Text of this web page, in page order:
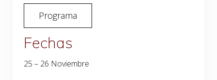
Programa
Fechas
25 – 26 Noviembre